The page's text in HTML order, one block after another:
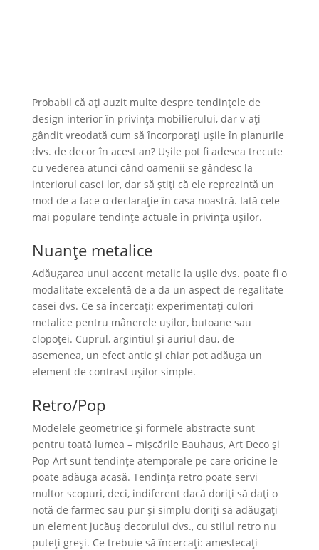
Probabil că ați auzit multe despre tendințele de
design interior în privinţa mobilierului, dar v-ați
gândit vreodată cum să încorporați ușile în planurile
dvs. de decor în acest an? Ușile pot fi adesea trecute
cu vederea atunci când oamenii se gândesc la
interiorul casei lor, dar să ştiţi că ele reprezintă un
mod de a face o declarație în casa noastră. Iată cele
mai populare tendințe actuale în privinţa ușilor.
Nuanţe metalice
Adăugarea unui accent metalic la ușile dvs. poate fi o
modalitate excelentă de a da un aspect de regalitate
casei dvs. Ce să încercați: experimentați culori
metalice pentru mânerele ușilor, butoane sau
clopoței. Cuprul, argintiul și auriul dau, de
asemenea, un efect antic și chiar pot adăuga un
element de contrast ușilor simple.
Retro/Pop
Modelele geometrice și formele abstracte sunt
pentru toată lumea – mișcările Bauhaus, Art Deco și
Pop Art sunt tendințe atemporale pe care oricine le
poate adăuga acasă. Tendința retro poate servi
multor scopuri, deci, indiferent dacă doriți să daţi o
notă de farmec sau pur și simplu doriți să adăugați
un element jucăuș decorului dvs., cu stilul retro nu
puteți greși. Ce trebuie să încercați: amestecați